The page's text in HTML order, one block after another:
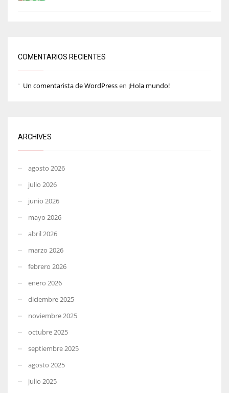
COMENTARIOS RECIENTES
Un comentarista de WordPressen ¡Hola mundo!
ARCHIVES
agosto 2026
julio 2026
junio 2026
mayo 2026
abril 2026
marzo 2026
febrero 2026
enero 2026
diciembre 2025
noviembre 2025
octubre 2025
septiembre 2025
agosto 2025
julio 2025